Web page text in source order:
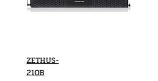
ZETHUS-
210B